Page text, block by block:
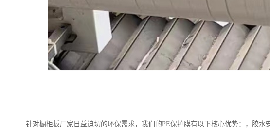
针对橱柜板厂家日益迫切的环保需求，我们的PE保护膜有以下核心优势：，胶